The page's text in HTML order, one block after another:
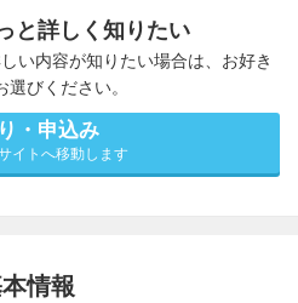
と詳しく知りたい
い内容が知りたい場合は、お好き
選びください。
・申込み
イトへ移動します
情報